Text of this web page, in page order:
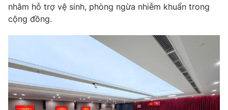
VTV9
English
THỜI BÁO VTV
nhằm hỗ trợ vệ sinh, phòng ngừa nhiễm khuẩn trong
cộng đồng.